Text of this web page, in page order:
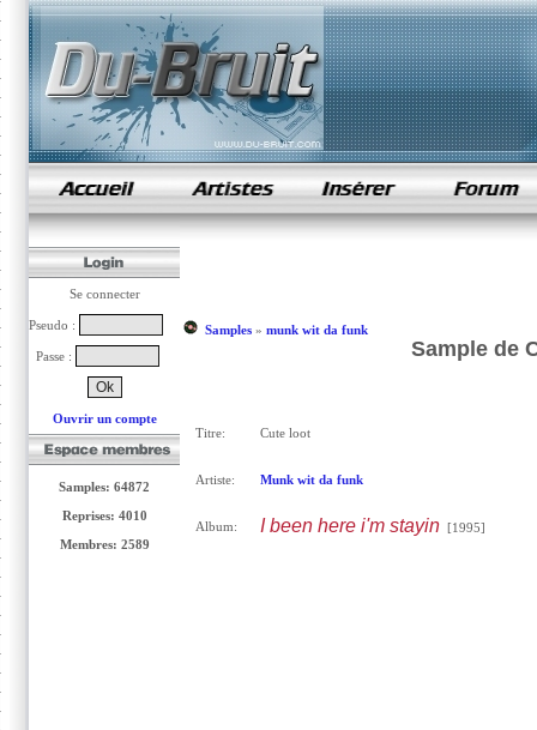
samples de rap
Se connecter
Pseudo :
Passe :
Ouvrir un compte
Samples: 64872
Reprises: 4010
Membres: 2589
Samples» munk wit da funk
Sample de
Titre: Cute loot
Artiste: Munk wit da funk
Album: I been here i'm stayin[1995]